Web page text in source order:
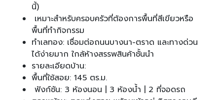
นี้)
เหมาะสำหรับครอบครัวที่ต้องการพื้นที่สีเขียวหรือ
พื้นที่ทำกิจกรรม
ทำเลทอง: เชื่อมต่อถนนบางนา-ตราด และทางด่วน
ได้ง่ายมาก ใกล้ห้างสรรพสินค้าชั้นนำ
รายละเอียดบ้าน:
พื้นที่ใช้สอย: 145 ตร.ม.
ฟังก์ชัน: 3 ห้องนอน | 3 ห้องน้ำ | 2 ที่จอดรถ